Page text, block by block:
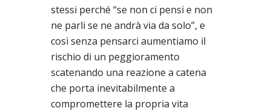
stessi perché “se non ci pensi e non
ne parli se ne andrà via da solo”, e
così senza pensarci aumentiamo il
rischio di un peggioramento
scatenando una reazione a catena
che porta inevitabilmente a
compromettere la propria vita